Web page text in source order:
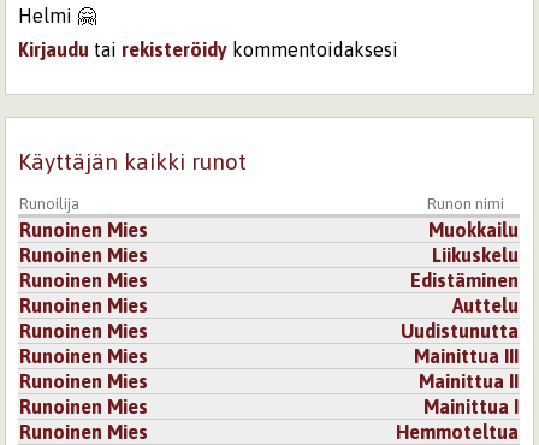
Helmi 🤗
Kirjaudu tai rekisteröidy kommentoidaksesi
Käyttäjän kaikki runot
Runoilija Runon nimi
Runoinen Mies
Muokkailu
Runoinen Mies
Liikuskelu
Runoinen Mies
Edistäminen
Runoinen Mies
Auttelu
Runoinen Mies
Uudistunutta
Runoinen Mies
Mainittua III
Runoinen Mies
Mainittua II
Runoinen Mies
Mainittua I
Runoinen Mies
Hemmoteltua